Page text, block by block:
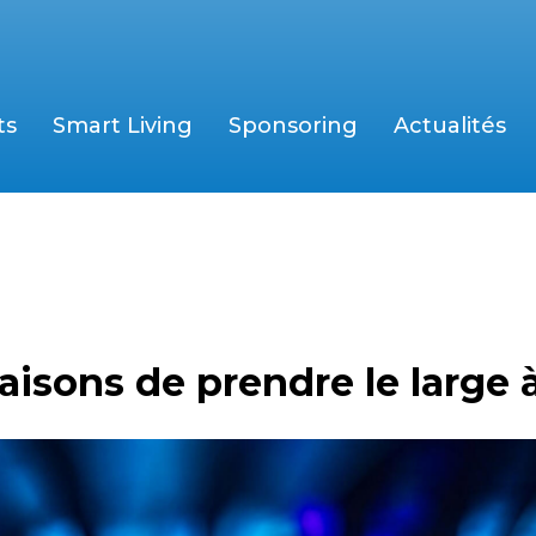
Smart Living Sponsoring Actualités
de prendre le large